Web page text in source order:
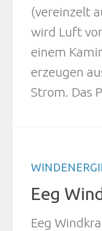
(vereinzelt
wird Luft
einem
erzeugen
Strom. Das
Eeg
Eeg